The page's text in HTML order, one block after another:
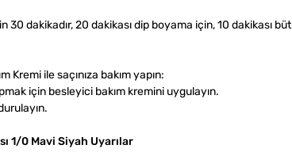
dakikadır, 20 dakikası dip boyama için, 10 dakikası
Kremi ile saçınıza bakım yapın:
için besleyici bakım kremini uygulayın.
1/0 Mavi Siyah Uyarılar